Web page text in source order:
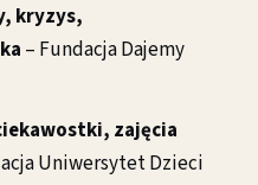
kryzys,
– Fundacja Dajemy
zajęcia
Uniwersytet Dzieci